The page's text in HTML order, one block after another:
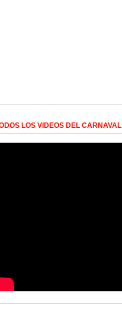
LOS VIDEOS DEL CARNAVAL